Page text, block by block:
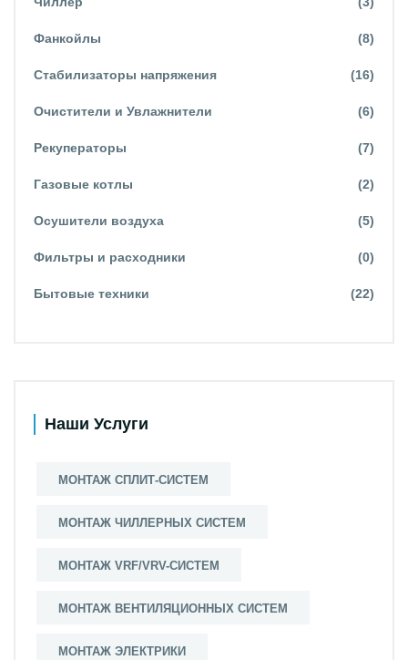
Фанкойлы (8)
Стабилизаторы напряжения (16)
Очистители и Увлажнители (6)
Рекуператоры (7)
Газовые котлы (2)
Осушители воздуха (5)
Фильтры и расходники (0)
Бытовые техники (22)
Наши Услуги
МОНТАЖ СПЛИТ-СИСТЕМ
МОНТАЖ ЧИЛЛЕРНЫХ СИСТЕМ
МОНТАЖ VRF/VRV-СИСТЕМ
МОНТАЖ ВЕНТИЛЯЦИОННЫХ СИСТЕМ
МОНТАЖ ЭЛЕКТРИКИ